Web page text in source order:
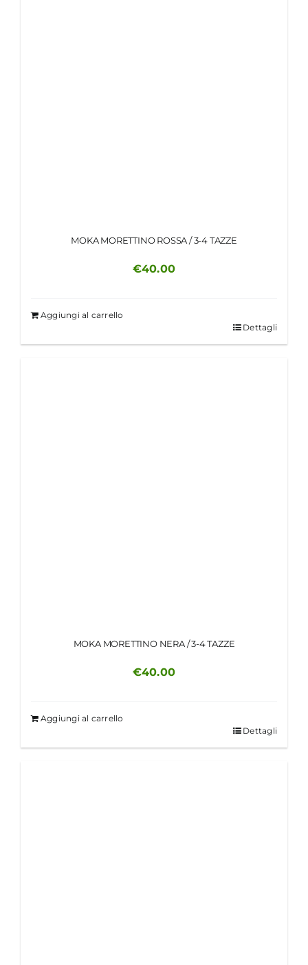
MOKA MORETTINO ROSSA / 3-4 TAZZE
€40.00
Aggiungi al carrello
Dettagli
MOKA MORETTINO NERA / 3-4 TAZZE
€40.00
Aggiungi al carrello
Dettagli